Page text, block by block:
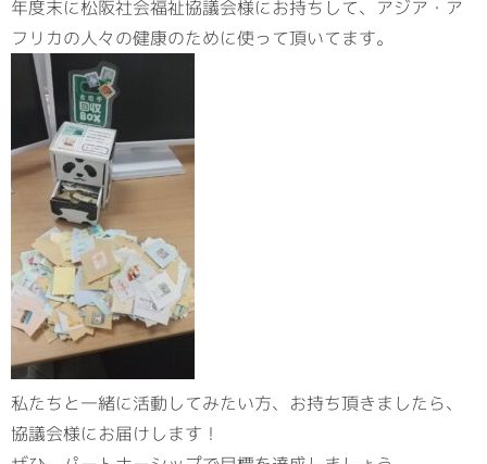
年度末に松阪社会福祉協議会様にお持ちして、アジア・ア
フリカの人々の健康のために使って頂いてます。
私たちと一緒に活動してみたい方、お持ち頂きましたら、
協議会様にお届けします！